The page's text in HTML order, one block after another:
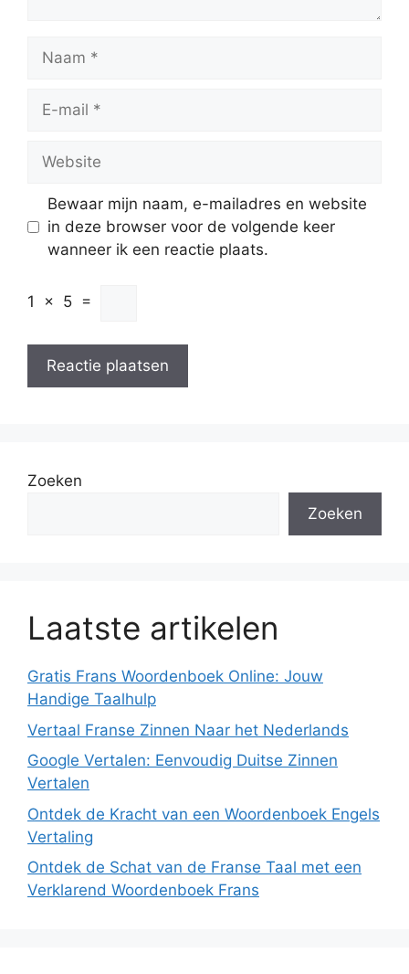
Naam
Website
Bewaar mijn naam, e-mailadres en website
in deze browser voor de volgende keer
wanneer ik een reactie plaats.
1 × 5 =
Zoeken
Zoeken
Laatste artikelen
Gratis Frans Woordenboek Online: Jouw
Handige Taalhulp
Vertaal Franse Zinnen Naar het Nederlands
Google Vertalen: Eenvoudig Duitse Zinnen
Vertalen
Ontdek de Kracht van een Woordenboek Engels
Vertaling
Ontdek de Schat van de Franse Taal met een
Verklarend Woordenboek Frans